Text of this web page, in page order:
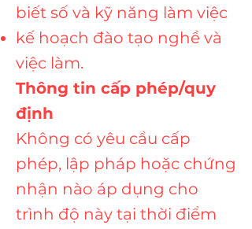
biết số và kỹ năng làm việc
kế hoạch đào tạo nghề và
việc làm.
Thông tin cấp phép/quy
định
Không có yêu cầu cấp
phép, lập pháp hoặc chứng
nhận nào áp dụng cho
trình độ này tại thời điểm